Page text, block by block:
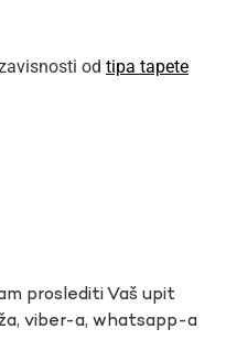
od tipa tapete
proslediti Vaš upit
viber-a, whatsapp-a